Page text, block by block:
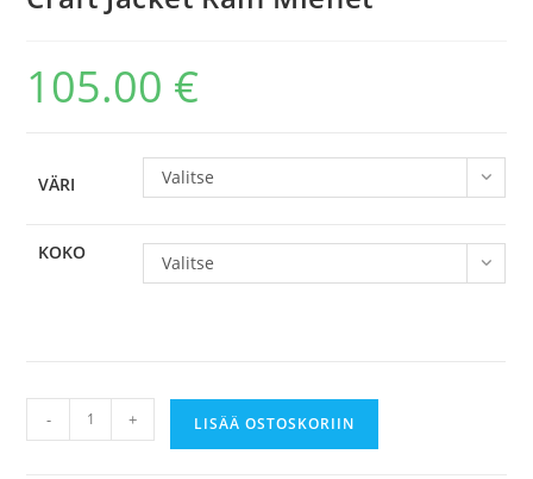
105.00 €
VÄRI Valitse
KOKO Valitse
Jacket
- + LISÄÄ OSTOSKORIIN